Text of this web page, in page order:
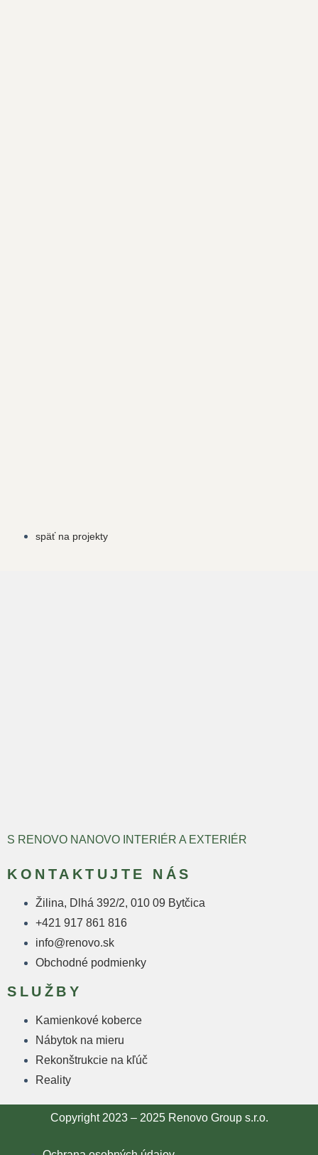
späť na projekty
S RENOVO NANOVO INTERIÉR A EXTERIÉR
KONTAKTUJTE NÁS
Žilina, Dlhá 392/2, 010 09 Bytčica
+421 917 861 816
info@renovo.sk
Obchodné podmienky
SLUŽBY
Kamienkové koberce
Nábytok na mieru
Rekonštrukcie na kľúč
Reality
Copyright 2023 – 2025 Renovo Group s.r.o.